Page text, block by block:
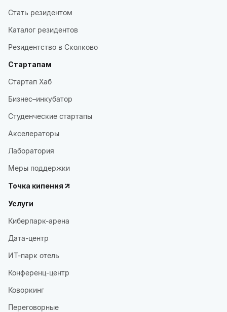
Стать резидентом
Каталог резидентов
Резидентство в Сколково
Стартапам
Стартап Хаб
Бизнес–инкубатор
Студенческие стартапы
Акселераторы
Лаборатория
Меры поддержки
Точка кипения
Услуги
Киберпарк-арена
Дата-центр
ИТ-парк отель
Конференц-центр
Коворкинг
Переговорные